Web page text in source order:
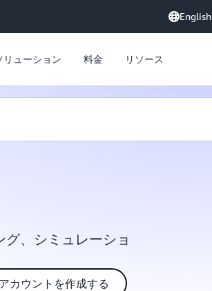
English
リューション 料金 リソース
、シミュレーショ
カウントを作成する